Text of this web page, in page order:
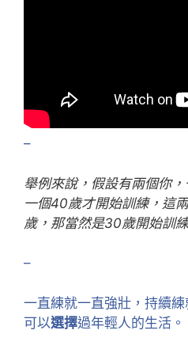
–
舉例來說，假設有兩個你
一個40歲才開始訓練，這
歲，那當然是30歲開始訓
–
一直練就一直強壯，持續
可以選擇過年輕人的生活。